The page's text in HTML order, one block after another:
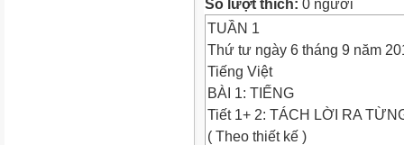
Số lượt thích: 0 người
TUẦN 1
Thứ tư ngày 6 tháng 9 năm
Tiếng Việt
BÀI 1: TIẾNG
Tiết 1+ 2: TÁCH LỜI RA
( Theo thiết kế )